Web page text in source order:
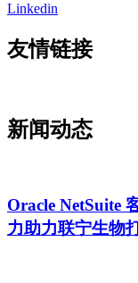
Linkedin
友情链接
新闻动态
Oracle NetSuite
力助力联宁生物